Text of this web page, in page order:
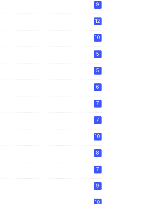
9
12
10
5
5
6
7
7
10
8
7
9
10